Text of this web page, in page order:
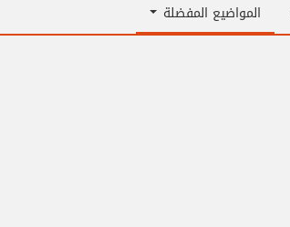
المواضيع المفضلة